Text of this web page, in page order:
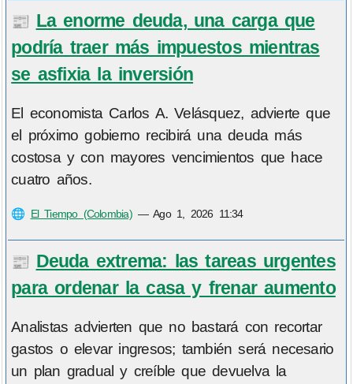
📰 La enorme deuda, una carga que
podría traer más impuestos mientras
se asfixia la inversión
El economista Carlos A. Velásquez, advierte que
el próximo gobierno recibirá una deuda más
costosa y con mayores vencimientos que hace
cuatro años.
🌐 El Tiempo (Colombia)—Ago 1, 2026 11:34
📰 Deuda extrema: las tareas urgentes
para ordenar la casa y frenar aumento
Analistas advierten que no bastará con recortar
gastos o elevar ingresos; también será necesario
un plan gradual y creíble que devuelva la